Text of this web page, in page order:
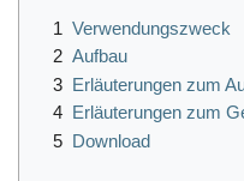
1 Verwendungszweck
2 Aufbau
3 Erläuterungen zum
4 Erläuterungen zum
5 Download